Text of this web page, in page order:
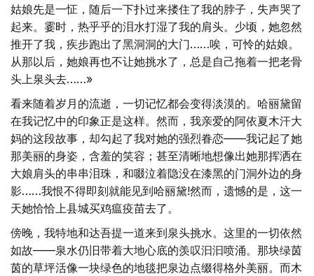
姑娘先是一怔，随后一下扑过来搂住了我的脖子，失声哭了
起来。霎时，热乎乎的泪水打湿了我的肩头。少顷，她忽然
推开了我，疾步跑出了黑洞洞的大门……唉，可怜的姑娘。
从那以后，她娘再也不让她挑水了，总是自己拖着一把老骨
头上泉头去……»
看来随着岁月的流逝，一切记忆都会变得淡漠的。哈丽黛留
在我记忆中的印象正是这样。然而，我亲爱的阿依夏木汗大
妈的这段故事，却勾起了我对她的强烈眷恋——我记起了她
那美丽的身姿，含羞的笑容；甚至清晰地想像出她那挥洒在
大娘肩头的串串泪珠，和啜泣着隐没在漆黑的门洞外边的身
影……我恨不得即刻就能见到哈丽黛!然而，遗憾的是，这一
天她恰恰上县城买鸡瘟疫苗去了。
傍晚，我特地和达吾提一道来到泉头挑水。这里的一切依然
如故——泉水仍旧带着大地心底的羡叹汩汩喷涌。那块绿茵
茵的草坪活像一块绿色的地毯把泉边点缀得格外美丽。而木